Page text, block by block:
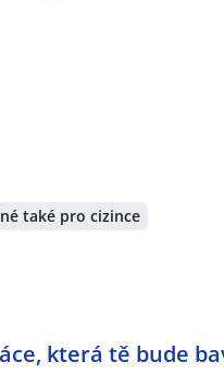
také pro cizince
která tě bude